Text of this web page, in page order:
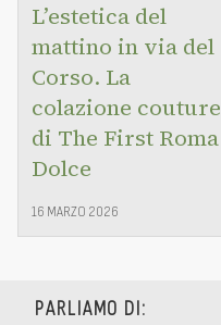
L’estetica del
mattino in via del
Corso. La
colazione couture
di The First Roma
Dolce
16 MARZO 2026
PARLIAMO DI: